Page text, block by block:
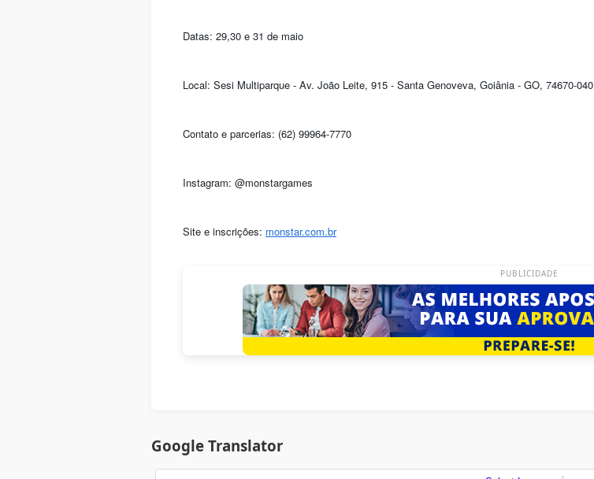
Datas: 29,30 e 31 de maio
Local: Sesi Multiparque - Av. João Leite, 915 - Santa Genoveva, Goiânia - GO, 74670-040
Contato e parcerias: (62) 99964-7770
Instagram: @monstargames
Site e inscrições: monstar.com.br
PUBLICIDADE
Google Translator